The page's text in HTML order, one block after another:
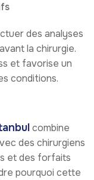
des analyses
la chirurgie.
et favorise un
conditions.
combine
des chirurgiens
et des forfaits
pourquoi cette